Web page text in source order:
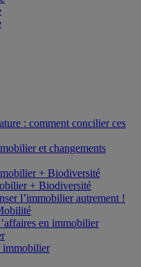
: comment concilier ces
et changements
+ Biodiversité
+ Biodiversité
l’immobilier autrement !
en immobilier
immobilier